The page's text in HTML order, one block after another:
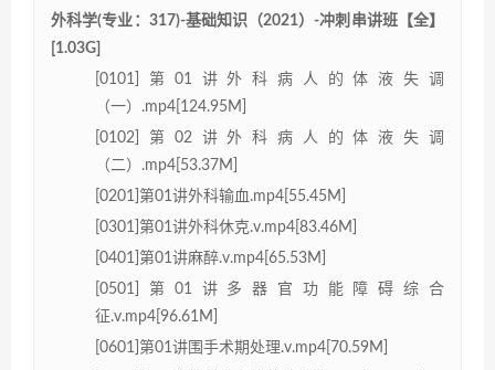
外科学(专业：317)-基础知识（2021）-冲刺串讲班【全】
[1.03G]
[0101]第01讲外科病人的体液失调
（一）.mp4[124.95M]
[0102]第02讲外科病人的体液失调
（二）.mp4[53.37M]
[0201]第01讲外科输血.mp4[55.45M]
[0301]第01讲外科休克.v.mp4[83.46M]
[0401]第01讲麻醉.v.mp4[65.53M]
[0501]第01讲多器官功能障碍综合
征.v.mp4[96.61M]
[0601]第01讲围手术期处理.v.mp4[70.59M]